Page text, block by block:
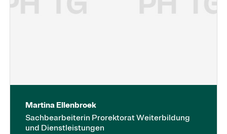
Martina Ellenbroek
Sachbearbeiterin Prorektorat Weiterbildung
und Dienstleistungen